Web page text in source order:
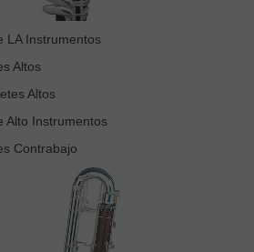
LA Instrumentos
Altos
Alto Instrumentos
Contrabajo